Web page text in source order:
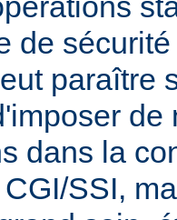
de
paraître
dans la
SSI,